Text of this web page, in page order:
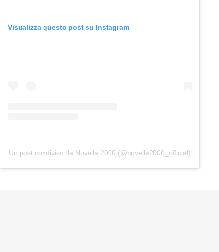
Visualizza questo post su Instagram
Un post condiviso da Novella 2000 (@novella2000_official)